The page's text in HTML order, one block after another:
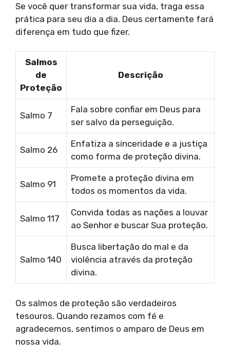
Se você quer transformar sua vida, traga essa
prática para seu dia a dia. Deus certamente fará
diferença em tudo que fizer.
Salmos
de
Proteção
Descrição
Salmo 7
Fala sobre confiar em Deus para
ser salvo da perseguição.
Salmo 26
Enfatiza a sinceridade e a justiça
como forma de proteção divina.
Salmo 91
Promete a proteção divina em
todos os momentos da vida.
Salmo 117
Convida todas as nações a louvar
ao Senhor e buscar Sua proteção.
Salmo 140
Busca libertação do mal e da
violência através da proteção
divina.
Os salmos de proteção são verdadeiros
tesouros. Quando rezamos com fé e
agradecemos, sentimos o amparo de Deus em
nossa vida.